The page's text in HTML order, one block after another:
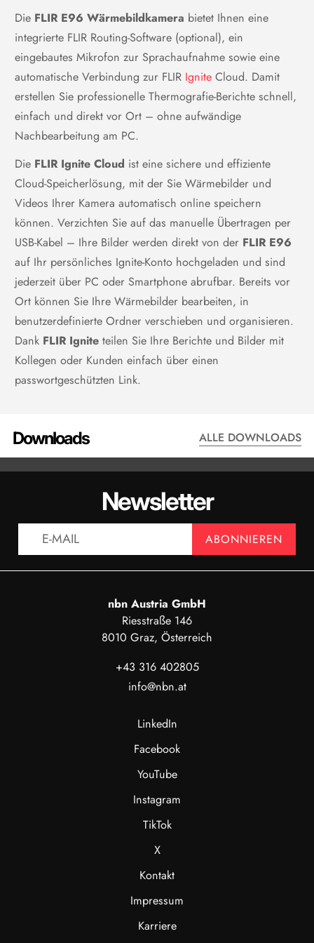
Sicherheit EN/UL/CSA/PSE 60950-1
Allgemeine Angaben
FLIR Inspection Route in der Kamera aktiviert
Verpackung
Infrarotkamera mit Objektiv, 2
Akkus, Akkuladegerät,
Hartschalen-Tragetasche,
Tragegurte, vorderem
Objektivdeckel vorne, Netzteile,
gedruckte Dokumentation, SD-
Speicherkarte (8 GB), Kabel
(USB 2.0 A zu USB Typ C, USB
Typ C zu HDMI, USB Typ C zu
USB Typ C), Lizenzkarte: FLIR
Thermal Studio Starter
Die FLIR E96 Wärmebildkamera bietet Ihnen eine
integrierte FLIR Routing-Software (optional), ein
eingebautes Mikrofon zur Sprachaufnahme sowie eine
automatische Verbindung zur FLIR Ignite Cloud. Damit
erstellen Sie professionelle Thermografie-Berichte schnell,
einfach und direkt vor Ort – ohne aufwändige
Nachbearbeitung am PC.
Die FLIR Ignite Cloud ist eine sichere und effiziente
Cloud-Speicherlösung, mit der Sie Wärmebilder und
Videos Ihrer Kamera automatisch online speichern
können. Verzichten Sie auf das manuelle Übertragen per
USB-Kabel – Ihre Bilder werden direkt von der FLIR E96
auf Ihr persönliches Ignite-Konto hochgeladen und sind
jederzeit über PC oder Smartphone abrufbar. Bereits vor
Ort können Sie Ihre Wärmebilder bearbeiten, in
benutzerdefinierte Ordner verschieben und organisieren.
Dank FLIR Ignite teilen Sie Ihre Berichte und Bilder mit
Kollegen oder Kunden einfach über einen
passwortgeschützten Link.
Downloads ALLE DOWNLOADS
DATENBLATT - E96
ANZEIGEN
Newsletter
ABONNIEREN
nbn Austria GmbH
Riesstraße 146
8010 Graz, Österreich
+43 316 402805
info@nbn.at
LinkedIn
Facebook
YouTube
Instagram
TikTok
X
Kontakt
Impressum
Karriere